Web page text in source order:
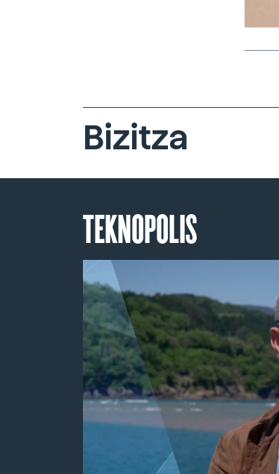
Bizitza
TEKNOPOLIS